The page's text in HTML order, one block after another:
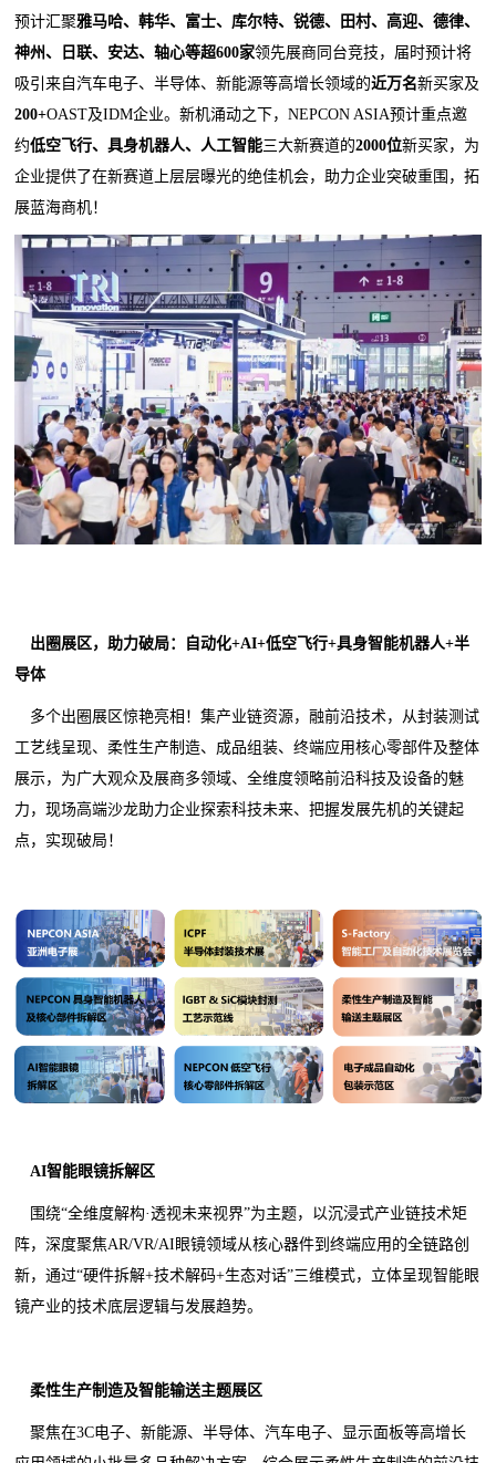
预计汇聚雅马哈、韩华、富士、库尔特、锐德、田村、高迎、德律、
神州、日联、安达、轴心等超600家领先展商同台竞技，届时预计将
吸引来自汽车电子、半导体、新能源等高增长领域的近万名新买家及
200+OAST及IDM企业。新机涌动之下，NEPCON ASIA预计重点邀
约低空飞行、具身机器人、人工智能三大新赛道的2000位新买家，为
企业提供了在新赛道上层层曝光的绝佳机会，助力企业突破重围，拓
展蓝海商机！
出圈展区，助力破局：自动化+AI+低空飞行+具身智能机器人+半
导体
多个出圈展区惊艳亮相！集产业链资源，融前沿技术，从封装测试
工艺线呈现、柔性生产制造、成品组装、终端应用核心零部件及整体
展示，为广大观众及展商多领域、全维度领略前沿科技及设备的魅
力，现场高端沙龙助力企业探索科技未来、把握发展先机的关键起
点，实现破局！
AI智能眼镜拆解区
围绕“全维度解构·透视未来视界”为主题，以沉浸式产业链技术矩
阵，深度聚焦AR/VR/AI眼镜领域从核心器件到终端应用的全链路创
新，通过“硬件拆解+技术解码+生态对话”三维模式，立体呈现智能眼
镜产业的技术底层逻辑与发展趋势。
柔性生产制造及智能输送主题展区
聚焦在3C电子、新能源、半导体、汽车电子、显示面板等高增长